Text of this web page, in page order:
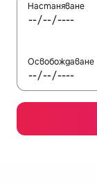
Настаняване
Освобождаване